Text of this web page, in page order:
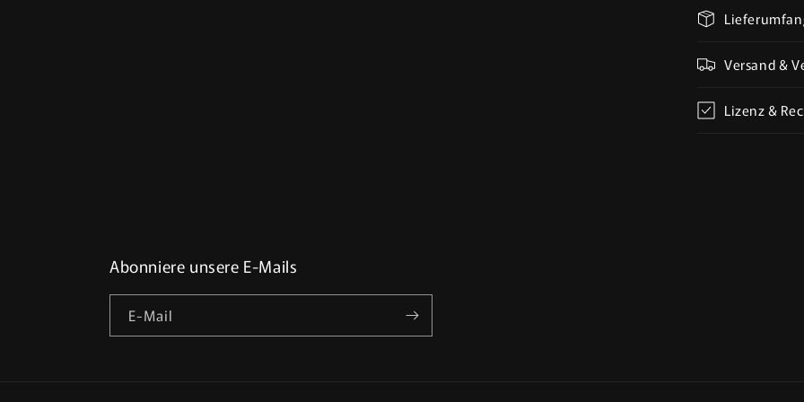
Kompatibel
Ecclesiastic
Trench
Versand &
Lizenz &
Abonniere unsere E-Mails
E-Mail